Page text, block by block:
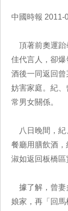
中國時報 2011-
頂著前奧運跆
佳代言人，卻
酒後一同返回
妨害家庭。紀
常男女關係。
八日晚間，紀
餐廳用膳飲酒
淑如返回板橋區
據了解，曾妻
娘家，再「回